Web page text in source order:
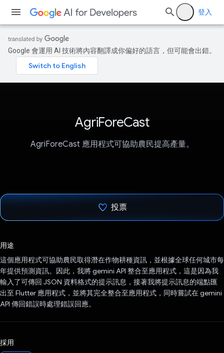
登入
Google 會運用 AI 技術將內容翻譯成你偏好的語言，但可能會出錯。
AgriForeCast
AgriForeCast 應用程式可協助農民提高產量。
投票
用途
這個應用程式可協助農民取得潛在作物耕種資訊，並根據全球任何城市每
年提供預測資訊。因此，我將 gemini API 整合至應用程式，這是因為我
輸入了可傳回 JSON 資料格式的提示訊息，接著我將提示訊息的端點匯
出至 Flutter 應用程式，並將其完全整合至應用程式，同時嘗試在 gemini
API 傳回錯誤時處理錯誤回應。
採用